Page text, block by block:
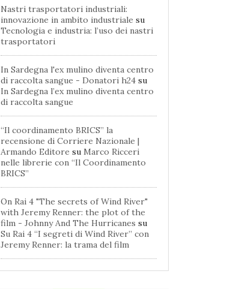
Nastri trasportatori industriali:
innovazione in ambito industriale su
Tecnologia e industria: l’uso dei nastri
trasportatori
In Sardegna l'ex mulino diventa centro
di raccolta sangue - Donatori h24 su
In Sardegna l’ex mulino diventa centro
di raccolta sangue
“Il coordinamento BRICS” la
recensione di Corriere Nazionale |
Armando Editore su Marco Ricceri
nelle librerie con “Il Coordinamento
BRICS”
On Rai 4 "The secrets of Wind River"
with Jeremy Renner: the plot of the
film - Johnny And The Hurricanes su
Su Rai 4 “I segreti di Wind River” con
Jeremy Renner: la trama del film